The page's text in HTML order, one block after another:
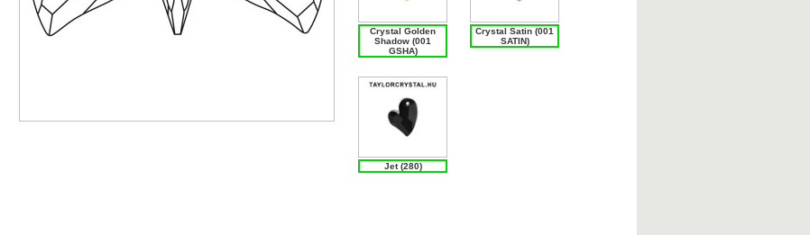
Crystal Golden
Shadow (001
GSHA)
Crystal Satin (001
SATIN)
Jet (280)